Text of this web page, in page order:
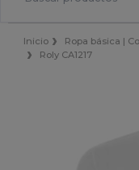
Inicio Ropa básica |
Roly CA1217